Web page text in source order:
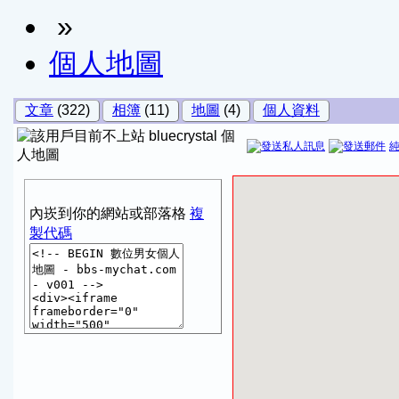
»
個人地圖
文章 (322) 相簿 (11) 地圖 (4)
個人資料
bluecrystal 個
人地圖
內崁到你的網站或部落格 複
製代碼